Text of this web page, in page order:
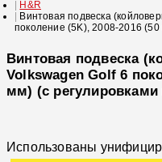
H&R
Винтовая подвеска
поколение (5K), 2008-2016
Винтовая подвеска
Volkswagen Golf 6
мм) (с
Использованы